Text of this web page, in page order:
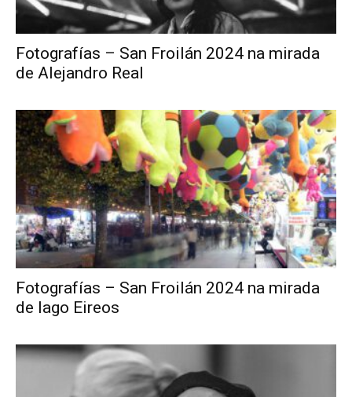
Fotografías – San Froilán 2024 na mirada
de Alejandro Real
Fotografías – San Froilán 2024 na mirada
de Iago Eireos